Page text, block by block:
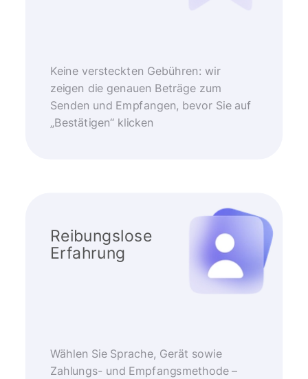
Keine versteckten Gebühren: wir
zeigen die genauen Beträge zum
Senden und Empfangen, bevor Sie auf
„Bestätigen“ klicken
Reibungslose
Erfahrung
Wählen Sie Sprache, Gerät sowie
Zahlungs- und Empfangsmethode –